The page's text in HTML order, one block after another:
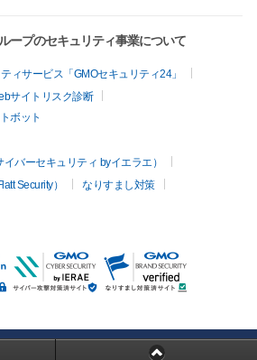
ープのセキュリティ事業について
ィサービス「GMOセキュリティ24」
サイトリスク診断
ボット
バーセキュリティ byイエラエ）
Security）
なりすまし対策